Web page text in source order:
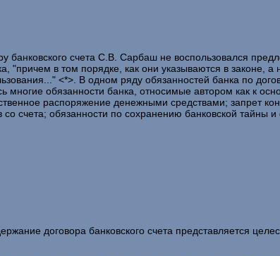
банковского счета С.В. Сарбаш не воспользовался
"причем в том порядке, как они указываются в законе, а
<*>. В одном ряду обязанностей банка по
обязанности банка, относимые автором как к
распоряжение денежными средствами; запрет
счета; обязанности по сохранению банковской тайны
договора банковского счета представляется